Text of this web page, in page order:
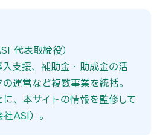
代表取締役）
支援、補助金・助成金の活
運営など複数事業を統括。
、本サイトの情報を監修して
社ASI）。